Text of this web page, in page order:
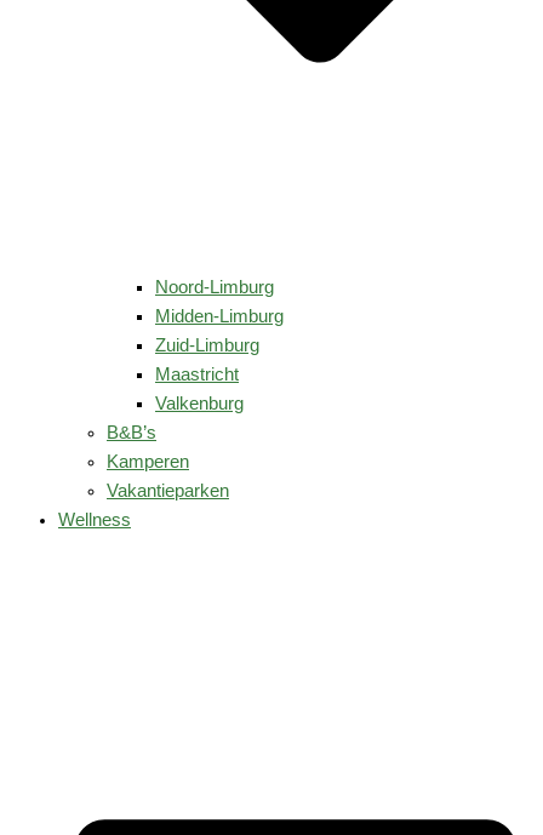
Noord-Limburg
Midden-Limburg
Zuid-Limburg
Maastricht
Valkenburg
B&B’s
Kamperen
Vakantieparken
Wellness